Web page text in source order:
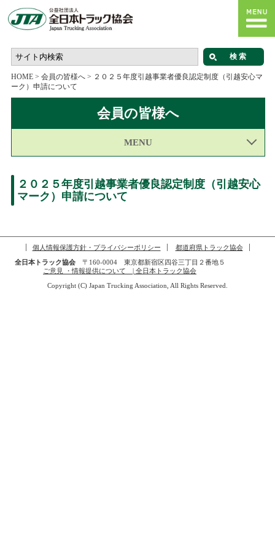
HOME> 会員の皆様へ> ２０２５年度引越事業者優良認定制度（引越安心マ
ーク）申請について
会員の皆様へ
MENU
２０２５年度引越事業者優良認定制度（引越安心
マーク）申請について
個人情報保護方針・プライバシーポリシー
都道府県トラック協会
全日本トラック協会〒160-0004 東京都新宿区四谷三丁目２番地５
ご意見 ・情報提供について | 全日本トラック協会
Copyright (C) Japan Trucking Association, All Rights Reserved.